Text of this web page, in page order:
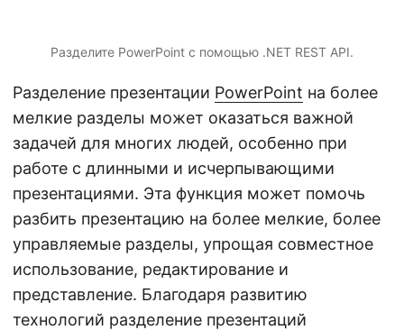
Разделите PowerPoint с помощью .NET REST API.
Разделение презентации PowerPoint на более
мелкие разделы может оказаться важной
задачей для многих людей, особенно при
работе с длинными и исчерпывающими
презентациями. Эта функция может помочь
разбить презентацию на более мелкие, более
управляемые разделы, упрощая совместное
использование, редактирование и
представление. Благодаря развитию
технологий разделение презентаций